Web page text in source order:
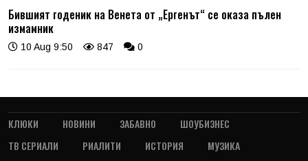
Бившият годеник на Венета от „Ергенът“ се оказа пълен
измамник
10 Aug 9:50 847 0
КЛЮКИ НОВИНИ ЗАБАВНО
ШОУБИЗНЕС
ТВ СЕРИАЛИ
РИАЛИТИ ИСТОРИЯ
МУЗИКА